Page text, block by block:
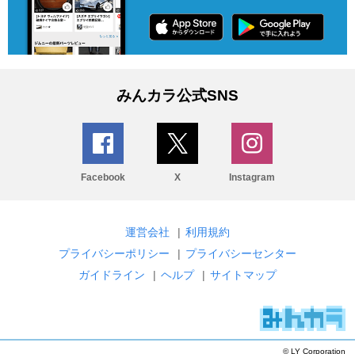
みんカラ公式SNS
Facebook X Instagram
運営会社 | 利用規約
プライバシーポリシー
| プライバシーセンター
ガイドライン
| ヘルプ | サイトマップ
© LY Corporation